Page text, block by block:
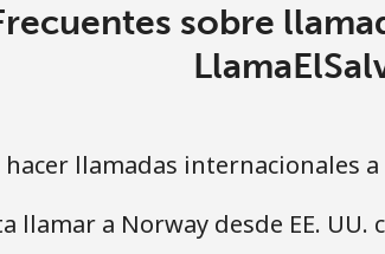
sobre
llamadas internacionales
llamar a Norway desde EE. UU.